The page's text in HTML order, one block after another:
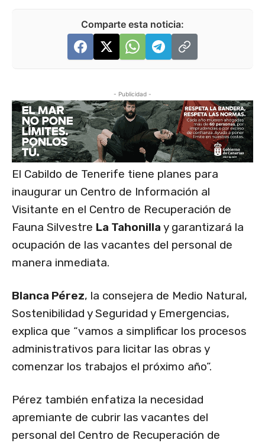
Comparte esta noticia:
- Publicidad -
El Cabildo de Tenerife tiene planes para
inaugurar un Centro de Información al
Visitante en el Centro de Recuperación de
Fauna Silvestre La Tahonilla y garantizará la
ocupación de las vacantes del personal de
manera inmediata.
Blanca Pérez, la consejera de Medio Natural,
Sostenibilidad y Seguridad y Emergencias,
explica que “vamos a simplificar los procesos
administrativos para licitar las obras y
comenzar los trabajos el próximo año”.
Pérez también enfatiza la necesidad
apremiante de cubrir las vacantes del
personal del Centro de Recuperación de